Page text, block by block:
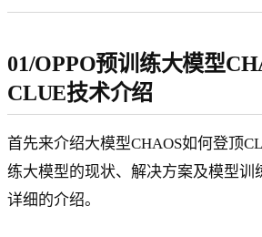
01/OPPO预训练大模型
CLUE技术介绍
首先来介绍大模型CHAOS如何登顶
练大模型的现状、解决方案及模型训
详细的介绍。